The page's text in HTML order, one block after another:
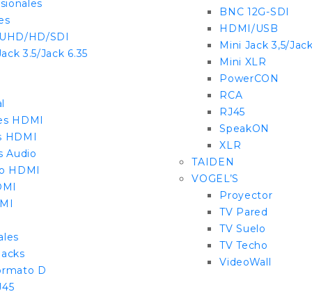
HD/SDI
3.5/Jack 6.35
HDMI
HDMI
Audio
HDMI
D
BNC 12G-SDI
HDMI/USB
Mini Jack 3,5/
Mini XLR
PowerCON
RCA
RJ45
SpeakON
XLR
TAIDEN
VOGEL’S
Proyector
TV Pared
TV Suelo
TV Techo
VideoWall